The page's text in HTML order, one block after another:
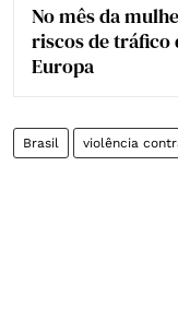
No mês da
riscos de tráfico
Europa
Brasil violência